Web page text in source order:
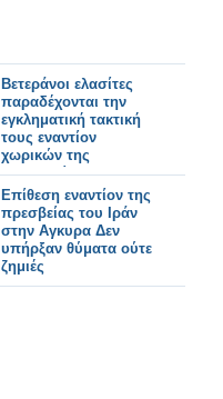
Βετεράνοι ελασίτες
παραδέχονται την
εγκληματική τακτική
τους εναντίον
χωρικών της
Μακεδονίας
Επίθεση εναντίον της
πρεσβείας του Ιράν
στην Αγκυρα Δεν
υπήρξαν θύματα ούτε
ζημιές